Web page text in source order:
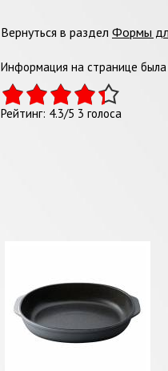
Вернуться в раздел Формы
Информация на странице
Рейтинг: 4.3/5 3 голоса